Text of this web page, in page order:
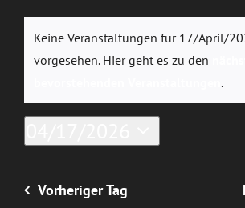
Veranstaltungen
für
17/April/2026
Hinweis
Keine Veranstaltungen für 17/April/
vorgesehen. Hier geht es zu den
.
Datum
Vorheriger Tag